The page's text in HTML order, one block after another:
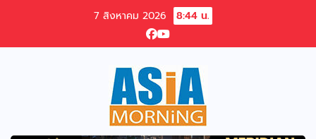
content
7 สิงหาคม 2026 8:44 น.